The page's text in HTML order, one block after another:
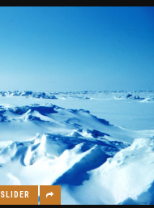
SLIDER